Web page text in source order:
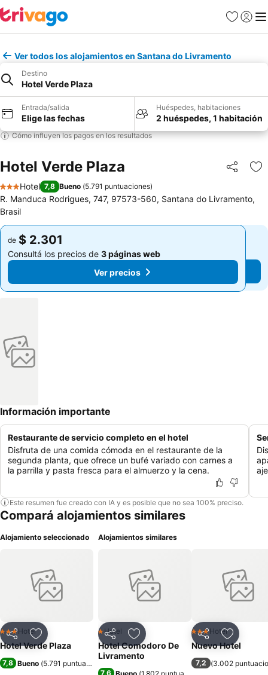
Favoritos
Iniciar
Ver todos los alojamientos en Santana do Livramento
Destino
Hotel Verde Plaza
Entrada/salida
Elige las fechas
Huéspedes, habitaciones
2 huéspedes, 1 habitación
Cómo influyen los pagos en los resultados
Hotel Verde Plaza Compartir
3 Estrellas
Hotel 7,8 Bueno (5.791 puntuaciones)
R. Manduca Rodrigues, 747, 97573-560, Santana do Livramento,
Brasil
de $ 2.301
Consultá los precios de 3 páginas web
Ver precios
de $ 2.301
Consultá los precios de 3 páginas web
Ver precios
Información importante
Restaurante de servicio completo en el hotel
Disfruta de una comida cómoda en el restaurante de la
segunda planta, que ofrece un bufé variado con carnes a
la parrilla y pasta fresca para el almuerzo y la cena.
Este resumen fue creado con IA y es posible que no sea 100% preciso.
Compará alojamientos similares
Alojamiento seleccionado
CompartirAñadir a favoritos
3 Estrellas
Hotel
Hotel Verde Plaza
7,8 Bueno (5.791 puntuaciones
Alojamientos similares
CompartirAñadir a favoritos
1 Estrellas
Hotel
Hotel Comodoro De
Livramento
7,6 Bueno (1.802 puntuaciones
CompartirAñadir
3 Estrellas
Hotel
Nuevo Hotel
7,2 (3.002